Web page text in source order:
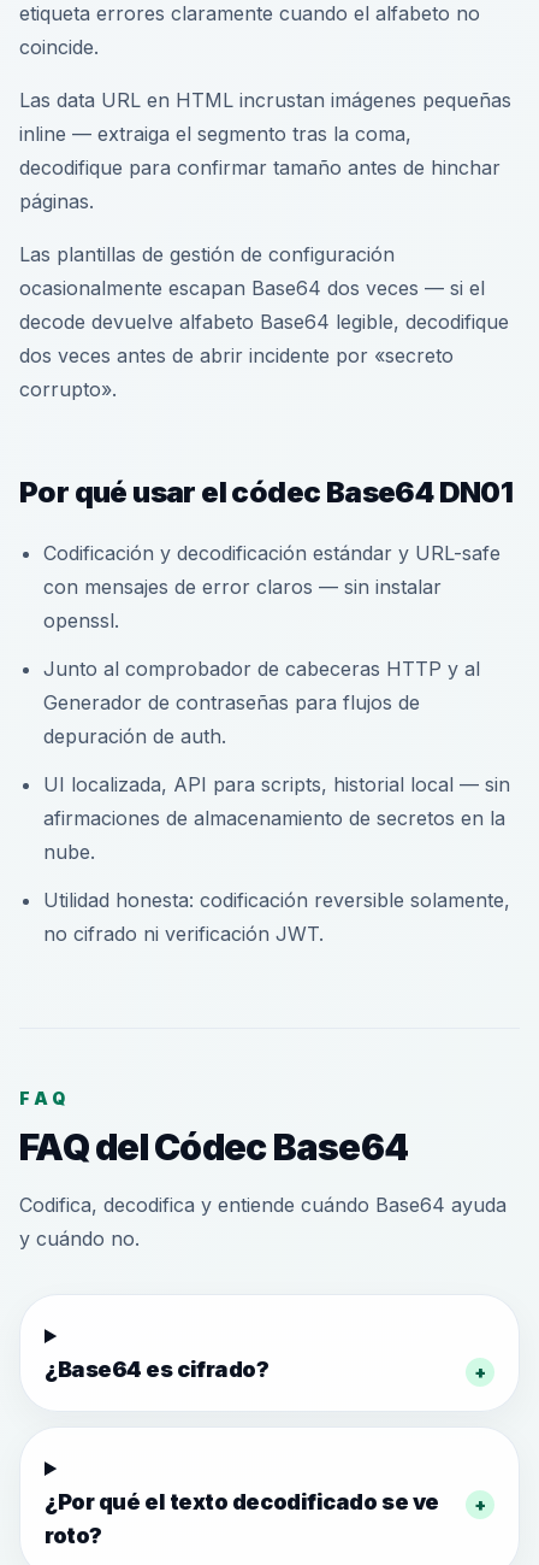
etiqueta errores claramente cuando el alfabeto no
coincide.
Las data URL en HTML incrustan imágenes pequeñas
inline — extraiga el segmento tras la coma,
decodifique para confirmar tamaño antes de hinchar
páginas.
Las plantillas de gestión de configuración
ocasionalmente escapan Base64 dos veces — si el
decode devuelve alfabeto Base64 legible, decodifique
dos veces antes de abrir incidente por «secreto
corrupto».
Por qué usar el códec Base64 DN01
Codificación y decodificación estándar y URL-safe
con mensajes de error claros — sin instalar
openssl.
Junto al comprobador de cabeceras HTTP y al
Generador de contraseñas para flujos de
depuración de auth.
UI localizada, API para scripts, historial local — sin
afirmaciones de almacenamiento de secretos en la
nube.
Utilidad honesta: codificación reversible solamente,
no cifrado ni verificación JWT.
FAQ
FAQ del Códec Base64
Codifica, decodifica y entiende cuándo Base64 ayuda
y cuándo no.
¿Base64 es cifrado? +
¿Por qué el texto decodificado se ve
roto?
+